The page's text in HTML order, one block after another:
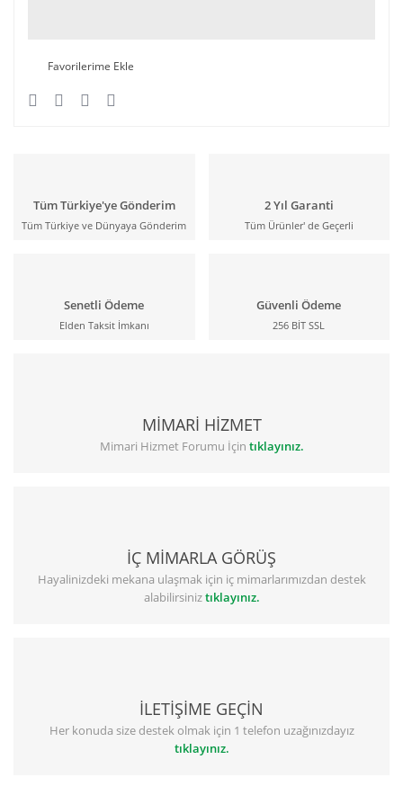
Tüm Türkiye'ye Gönderim
Tüm Türkiye ve Dünyaya Gönderim
2 Yıl Garanti
Tüm Ürünler' de Geçerli
Senetli Ödeme
Elden Taksit İmkanı
Güvenli Ödeme
256 BİT SSL
MİMARİ HİZMET
Mimari Hizmet Forumu İçin tıklayınız.
İÇ MİMARLA GÖRÜŞ
Hayalinizdeki mekana ulaşmak için iç mimarlarımızdan destek
alabilirsiniztıklayınız.
İLETİŞİME GEÇİN
Her konuda size destek olmak için 1 telefon uzağınızdayız
tıklayınız.